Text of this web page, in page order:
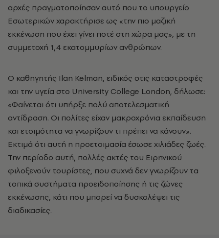
αρχές πραγματοποίησαν αυτό που το υπουργείο
Εσωτερικών χαρακτήρισε ως «την πιο μαζική
εκκένωση που έχει γίνει ποτέ στη χώρα μας», με τη
συμμετοχή 1,4 εκατομμυρίων ανθρώπων.
Ο καθηγητής Ilan Kelman, ειδικός στις καταστροφές
και την υγεία στο University College London, δήλωσε:
«Φαίνεται ότι υπήρξε πολύ αποτελεσματική
αντίδραση. Οι πολίτες είχαν μακροχρόνια εκπαίδευση
και ετοιμότητα να γνωρίζουν τι πρέπει να κάνουν».
Εκτιμά ότι αυτή η προετοιμασία έσωσε χιλιάδες ζωές.
Την περίοδο αυτή, πολλές ακτές του Ειρηνικού
φιλοξενούν τουρίστες, που συχνά δεν γνωρίζουν τα
τοπικά συστήματα προειδοποίησης ή τις ζώνες
εκκένωσης, κάτι που μπορεί να δυσκολέψει τις
διαδικασίες.